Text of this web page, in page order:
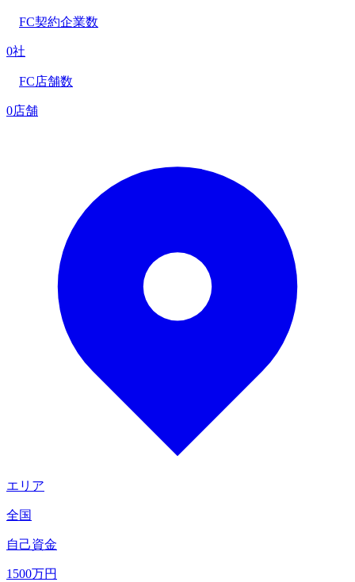
FC契約企業数
0社
FC店舗数
0店舗
エリア
全国
自己資金
1500万円